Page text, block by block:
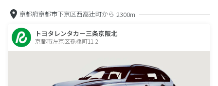
京都府京都市下京区西高辻町から 2300m
トヨタレンタカー三条京阪北
京都市左京区孫橋町11-2